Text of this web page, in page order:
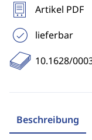
Artikel PDF
lieferbar
10.1628/
Beschreibung